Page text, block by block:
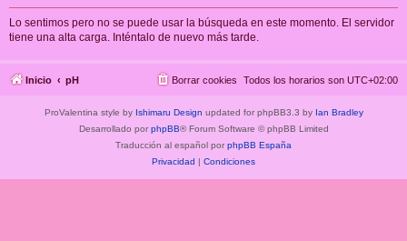
Lo sentimos pero no se puede usar la búsqueda en este momento. El servidor
tiene una alta carga. Inténtalo de nuevo más tarde.
Inicio pH Todos los horarios son UTC+02:00
Borrar cookies
ProValentina style by Ishimaru Design updated for phpBB3.3 by Ian Bradley
Desarrollado por phpBB® Forum Software © phpBB Limited
Traducción al español por phpBB España
Privacidad | Condiciones